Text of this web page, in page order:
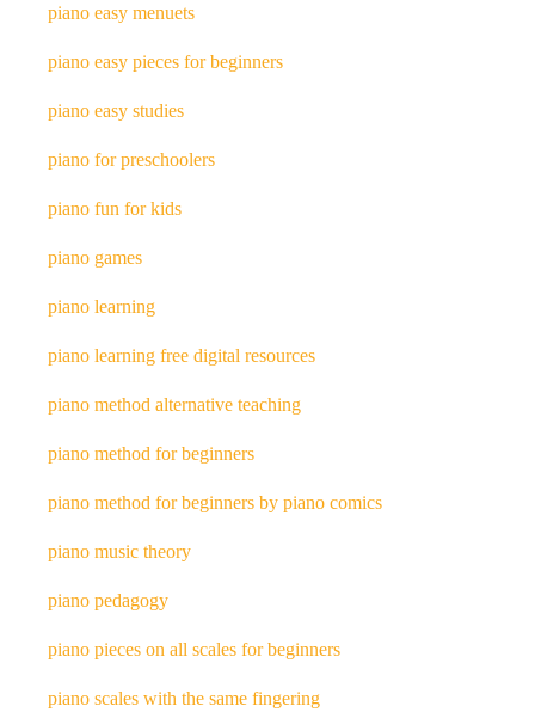
piano easy menuets
piano easy pieces for beginners
piano easy studies
piano for preschoolers
piano fun for kids
piano games
piano learning
piano learning free digital resources
piano method alternative teaching
piano method for beginners
piano method for beginners by piano comics
piano music theory
piano pedagogy
piano pieces on all scales for beginners
piano scales with the same fingering